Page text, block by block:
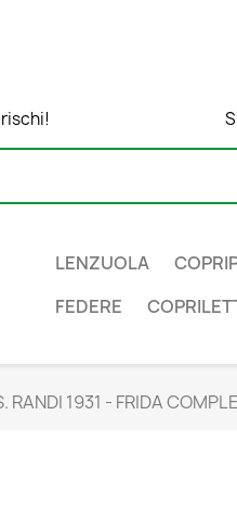
LENZUOLA
FEDERE
RANDI 1931 - FRIDA